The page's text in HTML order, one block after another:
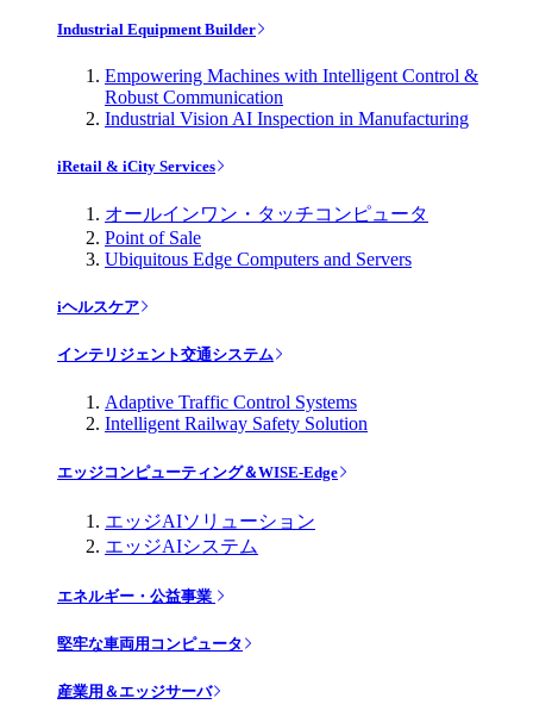
Industrial Equipment Builder
Empowering Machines with Intelligent Control &
Robust Communication
Industrial Vision AI Inspection in Manufacturing
iRetail & iCity Services
オールインワン・タッチコンピュータ
Point of Sale
Ubiquitous Edge Computers and Servers
iヘルスケア
インテリジェント交通システム
Adaptive Traffic Control Systems
Intelligent Railway Safety Solution
エッジコンピューティング＆WISE-Edge
エッジAIソリューション
エッジAIシステム
エネルギー・公益事業
堅牢な車両用コンピュータ
産業用＆エッジサーバ